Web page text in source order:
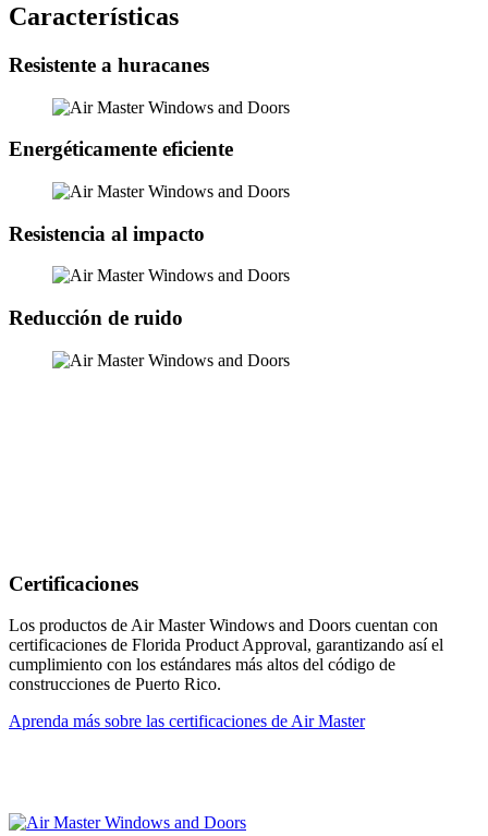
Características
Resistente a huracanes
Energéticamente eficiente
Resistencia al impacto
Reducción de ruido
Certificaciones
Los productos de Air Master Windows and Doors cuentan con
certificaciones de Florida Product Approval, garantizando así el
cumplimiento con los estándares más altos del código de
construcciones de Puerto Rico.
Aprenda más sobre las certificaciones de Air Master